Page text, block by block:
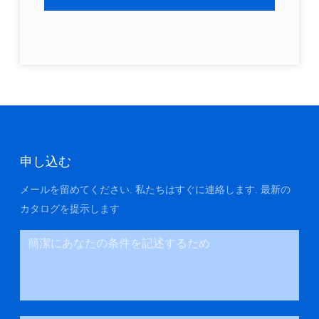
申し込む
メールを留めてください. 私たちはすぐに連絡します. 最新の
カタログを提示します